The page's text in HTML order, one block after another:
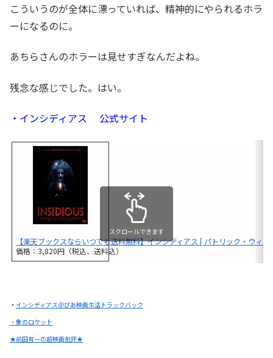
こういうのが全体に漂っていれば、精神的にやられるホラ
ーになるのに。
あちらさんのホラーは見せすぎなんだよね。
残念な感じでした。はい。
・インシディアス 公式サイト
【楽天ブックスならいつでも送料無料】インシディアス [ パトリック・ウィル
価格：3,820円（税込、送料込）
スクロールできます
・ インシディアス＠ぴあ映画生活トラックバック
・象のロケット
★前田有一の超映画批評★